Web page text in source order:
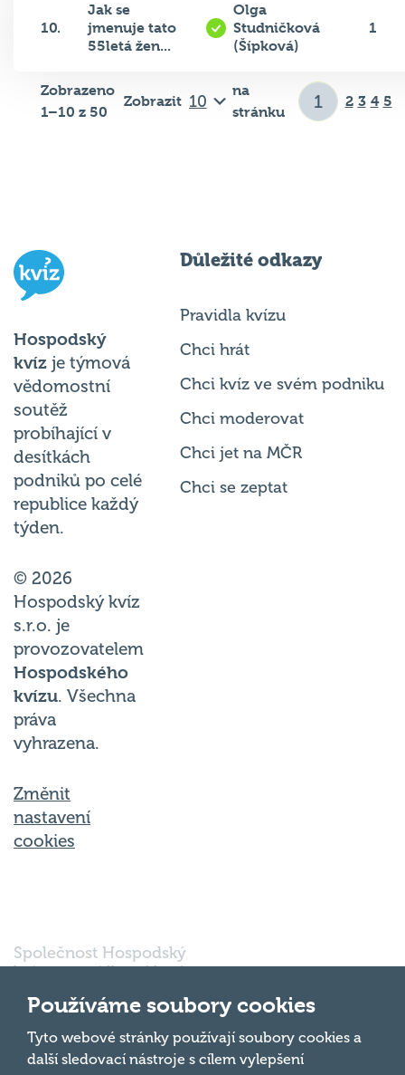
10.
Jak se
jmenuje tato
55letá žen...
Olga
Studničková
(Šípková)
1
Zobrazeno
1–10 z 50
Zobrazit
na
stránku
2 3 4 5
Hospodský
kvíz je týmová
vědomostní
soutěž
probíhající v
desítkách
podniků po celé
republice každý
týden.
© 2026
Hospodský kvíz
s.r.o. je
provozovatelem
Hospodského
kvízu. Všechna
práva
vyhrazena.
Změnit
nastavení
cookies
Důležité odkazy
Pravidla kvízu
Chci hrát
Chci kvíz ve svém podniku
Chci moderovat
Chci jet na MČR
Chci se zeptat
Společnost Hospodský
kvíz s.r.o., sídlem Nové
602 00 Brno, IČ:
03980138, DIČ:
CZ03980138 je vedena
pod spisovou značkou
Nahoru
Používáme soubory cookies
Tyto webové stránky používají soubory cookies a
další sledovací nástroje s cílem vylepšení